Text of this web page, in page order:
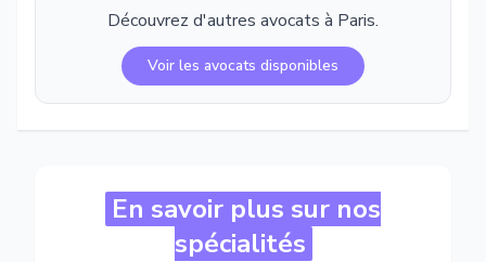
Découvrez d'autres avocats à Paris.
Voir les avocats disponibles
En savoir plus sur nos
spécialités